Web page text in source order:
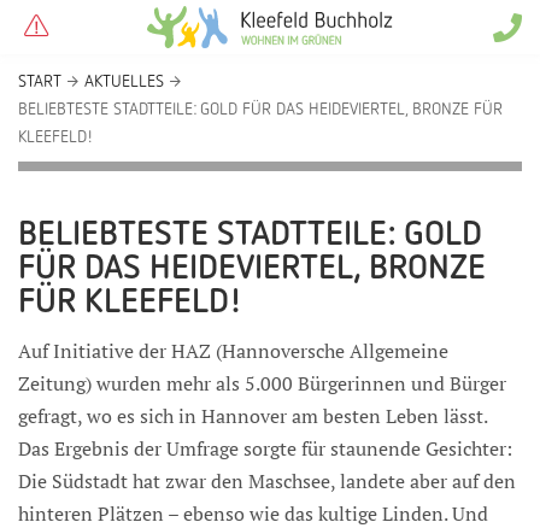
START
AKTUELLES
BELIEBTESTE STADTTEILE: GOLD FÜR DAS HEIDEVIERTEL, BRONZE FÜR
KLEEFELD!
BELIEBTESTE STADTTEILE: GOLD
FÜR DAS HEIDEVIERTEL, BRONZE
FÜR KLEEFELD!
Auf Initiative der HAZ (Hannoversche Allgemeine
Zeitung) wurden mehr als 5.000 Bürgerinnen und Bürger
gefragt, wo es sich in Hannover am besten Leben lässt.
Das Ergebnis der Umfrage sorgte für staunende Gesichter:
Die Südstadt hat zwar den Maschsee, landete aber auf den
hinteren Plätzen – ebenso wie das kultige Linden. Und